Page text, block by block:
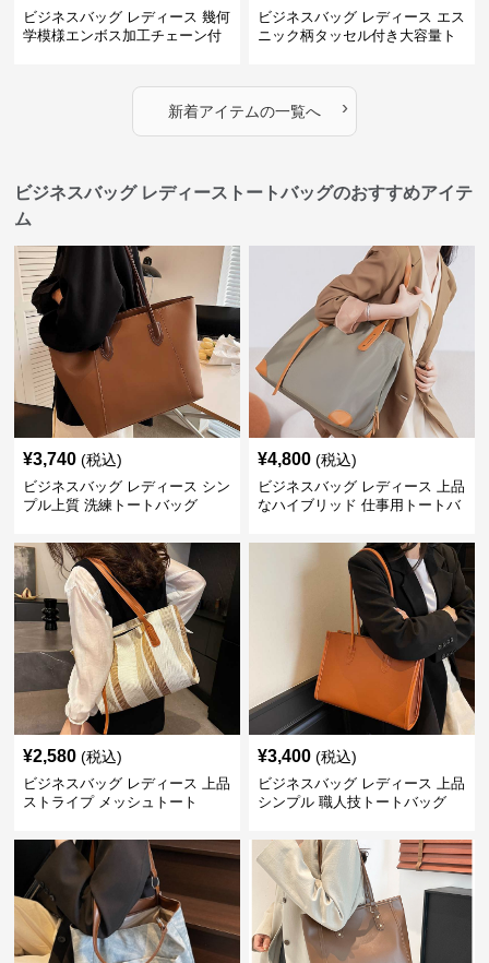
ビジネスバッグ レディース 幾何
学模様エンボス加工チェーン付
ビジネスバッグ レディース エス
ニック柄タッセル付き大容量ト
新着アイテムの一覧へ ›
ビジネスバッグ レディーストートバッグのおすすめアイテ
ム
¥3,740 (税込)
ビジネスバッグ レディース シン
プル上質 洗練トートバッグ
¥4,800 (税込)
ビジネスバッグ レディース 上品
なハイブリッド 仕事用トートバ
¥2,580 (税込)
ビジネスバッグ レディース 上品
ストライプ メッシュトート
¥3,400 (税込)
ビジネスバッグ レディース 上品
シンプル 職人技トートバッグ